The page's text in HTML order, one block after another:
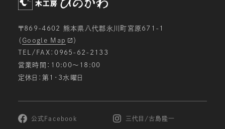
〒869-4602 熊本県八代郡氷川町宮原671-1
（ Google Map
）
TEL/FAX：0965-62-2133
営業時間：10:00〜18:00
定休日：第1・3水曜日
公式Facebook 三代目/古島隆一